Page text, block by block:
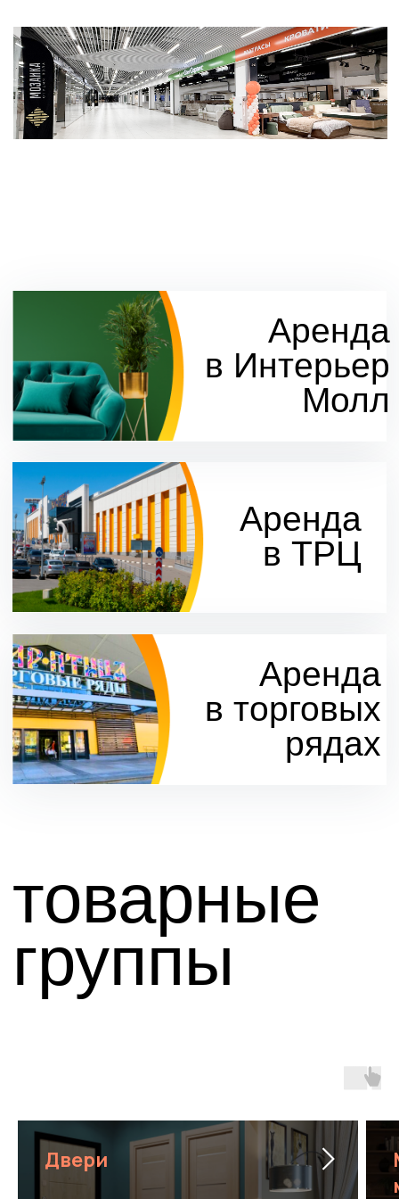
Аренда
в торговых
рядах
Двери
Аренда
площадей
Оставить заявку
Рекламные
возможности
© 2024-2025. ТРЦ «ЖАР-
ПТИЦА»